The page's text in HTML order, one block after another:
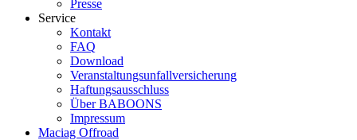
Presse
Service
Kontakt
FAQ
Download
Veranstaltungsunfallversicherung
Haftungsausschluss
Über BABOONS
Impressum
Maciag Offroad